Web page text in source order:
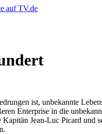
ist, unbekannte
Enterprise in die
Jean-Luc Picard und